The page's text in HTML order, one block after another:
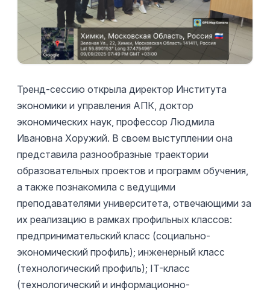
Тренд-сессию открыла директор Института
экономики и управления АПК, доктор
экономических наук, профессор Людмила
Ивановна Хоружий. В своем выступлении она
представила разнообразные траектории
образовательных проектов и программ обучения,
а также познакомила с ведущими
преподавателями университета, отвечающими за
их реализацию в рамках профильных классов:
предпринимательский класс (социально-
экономический профиль); инженерный класс
(технологический профиль); IT-класс
(технологический и информационно-